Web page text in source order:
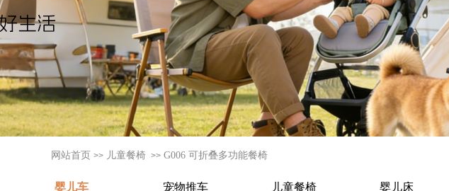
网站首页 >> 儿童餐椅 >> G006 可折叠多功能餐椅
婴儿车 宠物推车 儿童餐椅 婴儿床